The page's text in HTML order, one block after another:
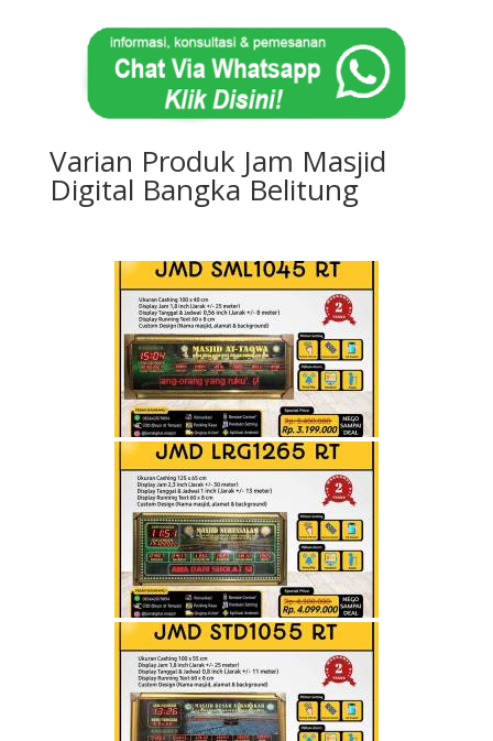
Varian Produk Jam Masjid
Digital Bangka Belitung